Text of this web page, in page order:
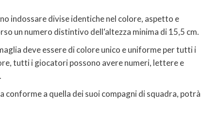
indossare divise identiche nel colore, aspetto e
un numero distintivo dell‘altezza minima di 15,5 cm.
deve essere di colore unico e uniforme per tutti i
tutti i giocatori possono avere numeri, lettere e
conforme a quella dei suoi compagni di squadra, potrà